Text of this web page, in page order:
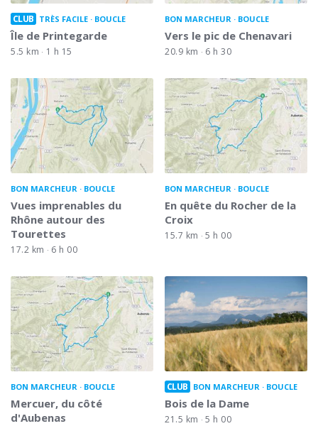
CLUB TRÈS FACILE BOUCLE
Île de Printegarde
5.5 km 1 h 15
BON MARCHEUR BOUCLE
Vers le pic de Chenavari
20.9 km 6 h 30
BON MARCHEUR BOUCLE
Vues imprenables du
Rhône autour des
Tourettes
17.2 km 6 h 00
BON MARCHEUR BOUCLE
En quête du Rocher de la
Croix
15.7 km 5 h 00
BON MARCHEUR BOUCLE
Mercuer, du côté
d'Aubenas
CLUB BON MARCHEUR BOUCLE
Bois de la Dame
21.5 km 5 h 00